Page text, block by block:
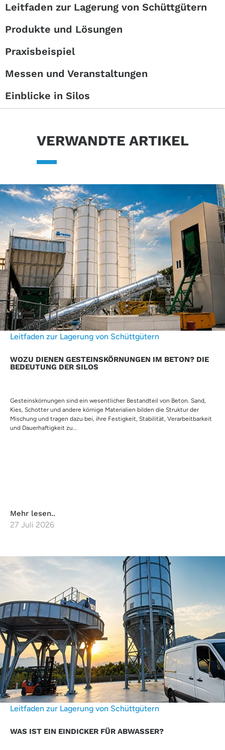
Leitfaden zur Lagerung von Schüttgütern
Produkte und Lösungen
Praxisbeispiel
Messen und Veranstaltungen
Einblicke in Silos
VERWANDTE ARTIKEL
Leitfaden zur Lagerung von Schüttgütern
WOZU DIENEN GESTEINSKÖRNUNGEN IM BETON? DIE
BEDEUTUNG DER SILOS
Gesteinskörnungen sind ein wesentlicher Bestandteil von Beton. Sand,
Kies, Schotter und andere körnige Materialien bilden die Struktur der
Mischung und tragen dazu bei, ihre Festigkeit, Stabilität, Verarbeitbarkeit
und Dauerhaftigkeit zu...
Mehr lesen..
27 Juli 2026
Leitfaden zur Lagerung von Schüttgütern
WAS IST EIN EINDICKER FÜR ABWASSER?